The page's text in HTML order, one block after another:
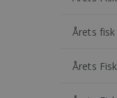
Årets
Årets